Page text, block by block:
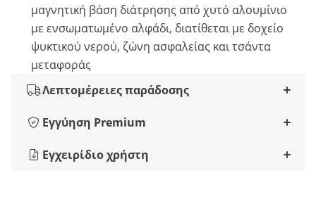
μαγνητική βάση διάτρησης από χυτό αλουμίνιο
με ενσωματωμένο αλφάδι, διατίθεται με δοχείο
ψυκτικού νερού, ζώνη ασφαλείας και τσάντα
μεταφοράς
Λεπτομέρειες παράδοσης
Εγγύηση Premium
Εγχειρίδιο χρήστη